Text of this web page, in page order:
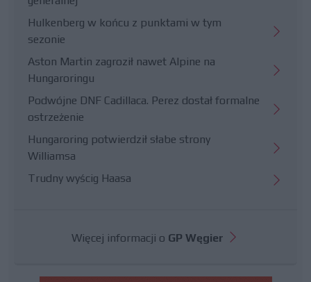
Hulkenberg w końcu z punktami w tym
sezonie
Aston Martin zagroził nawet Alpine na
Hungaroringu
Podwójne DNF Cadillaca. Perez dostał formalne
ostrzeżenie
Hungaroring potwierdził słabe strony
Williamsa
Trudny wyścig Haasa
Więcej informacji o GP Węgier